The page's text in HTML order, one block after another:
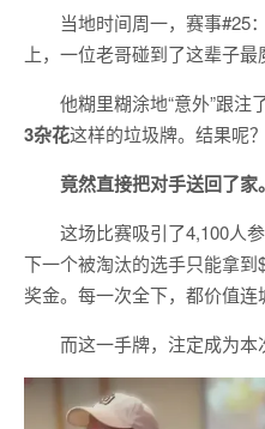
当地时间周一，赛事#25
上，一位老哥碰到了这辈子最
他糊里糊涂地“意外”跟
3杂花这样的垃圾牌。结果呢？
竟然直接把对手送回了家。
这场比赛吸引了4,100人
下一个被淘汰的选手只能拿
奖金。每一次全下，都价值连
而这一手牌，注定成为本